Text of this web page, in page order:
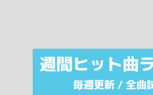
注目カテゴリ
オリジナルiTunes週間トップソング